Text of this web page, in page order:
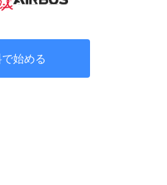
始める